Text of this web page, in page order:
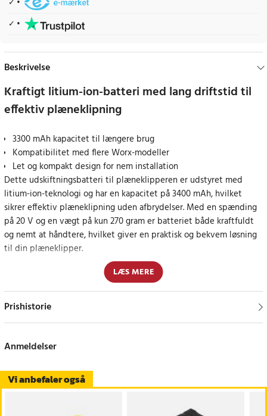
Beskrivelse
Kraftigt litium-ion-batteri med lang driftstid til
effektiv plæneklipning
3300 mAh kapacitet til længere brug
Kompatibilitet med flere Worx-modeller
Let og kompakt design for nem installation
Dette udskiftningsbatteri til plæneklipperen er udstyret med
litium-ion-teknologi og har en kapacitet på 3400 mAh, hvilket
sikrer effektiv plæneklipning uden afbrydelser. Med en spænding
på 20 V og en vægt på kun 270 gram er batteriet både kraftfuldt
og nemt at håndtere, hvilket giver en praktisk og bekvem løsning
til din plæneklipper.
- Kapacitet: 3400mAh
- Spænding: 20.0V
Kompatible modeller
Worx Landroid S Basic
Worx Landroid S300
LÆS MERE
Prishistorie
Vi anbefaler også
Anmeldelser